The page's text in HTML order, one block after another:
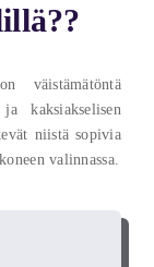
väistämätöntä
kaksiakselisen
niistä sopivia
valinnassa.